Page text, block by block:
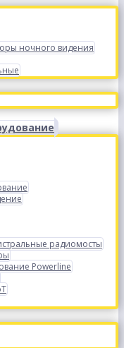
ночного видения
радиомосты
Powerline